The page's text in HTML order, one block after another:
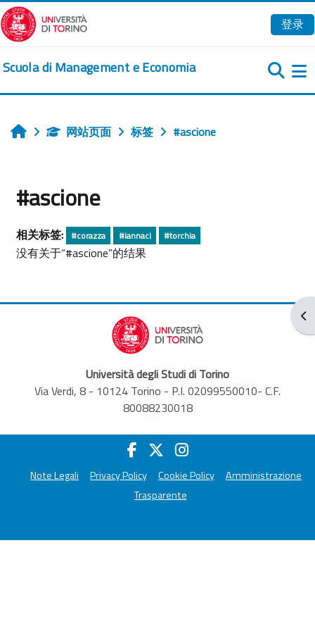
跳到主要内容
登录
Scuola di Management e Economia
打
首页 网站页面 标签 #ascione
#ascione
相关标签: #corazza #iannaci #torchia
没有关于“#ascione”的结果
Università degli Studi di Torino
Via Verdi, 8 - 10124 Torino - P.I. 02099550010- C.F.
80088230018
Note Legali Privacy Policy Cookie Policy
Amministrazione
Trasparente